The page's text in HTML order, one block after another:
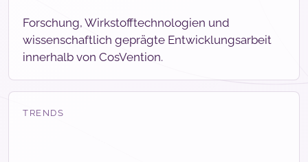
Forschung, Wirkstofftechnologien und
wissenschaftlich geprägte Entwicklungsarbeit
innerhalb von CosVention.
TRENDS